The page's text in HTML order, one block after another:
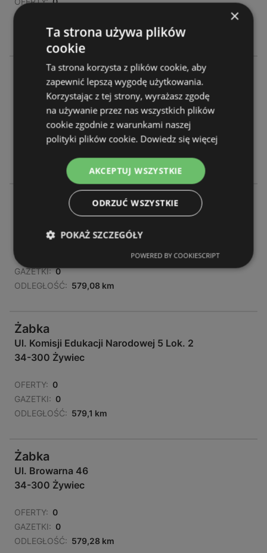
GAZETKI:
ODLEGŁOŚĆ: 578,84 km
Żabka
Ul. Armii Krajowej 68
34-300 Żywiec
OFERTY: 0
GAZETKI: 0
578,85 km
Komorowskich 114
34-300 Żywiec
OFERTY:
GAZETKI: 0
ODLEGŁOŚĆ: 579,08 km
Żabka
Ul. Komisji Edukacji Narodowej 5 Lok. 2
34-300 Żywiec
OFERTY: 0
GAZETKI: 0
ODLEGŁOŚĆ: 579,1 km
Żabka
Ul. Browarna 46
34-300 Żywiec
OFERTY: 0
GAZETKI: 0
ODLEGŁOŚĆ: 579,28 km
×
Ta strona używa plików
cookie
Ta strona korzysta z plików cookie, aby
zapewnić lepszą wygodę użytkowania.
Korzystając z tej strony, wyrażasz zgodę
na używanie przez nas wszystkich plików
cookie zgodnie z warunkami naszej
polityki plików cookie. Dowiedz się więcej
AKCEPTUJ WSZYSTKIE
ODRZUĆ WSZYSTKIE
POKAŻ SZCZEGÓŁY
POWERED BY COOKIESCRIPT